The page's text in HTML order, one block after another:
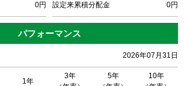
0円 設定来累積分配金 0円
パフォーマンス
2026年07月31日
1年
3年
5年
10年